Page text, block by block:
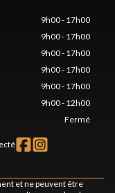
9h00 - 17h00
9h00 - 17h00
9h00 - 17h00
9h00 - 17h00
9h00 - 17h00
9h00 - 12h00
Fermé
et ne peuvent être